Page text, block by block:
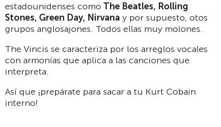
estadounidenses como The Beatles, Rolling
Stones, Green Day, Nirvana y por supuesto, otos
grupos anglosajones. Todos ellas muy molones.
The Vincis se caracteriza por los arreglos vocales
con armonías que aplica a las canciones que
interpreta.
Así que ¡prepárate para sacar a tu Kurt Cobain
interno!